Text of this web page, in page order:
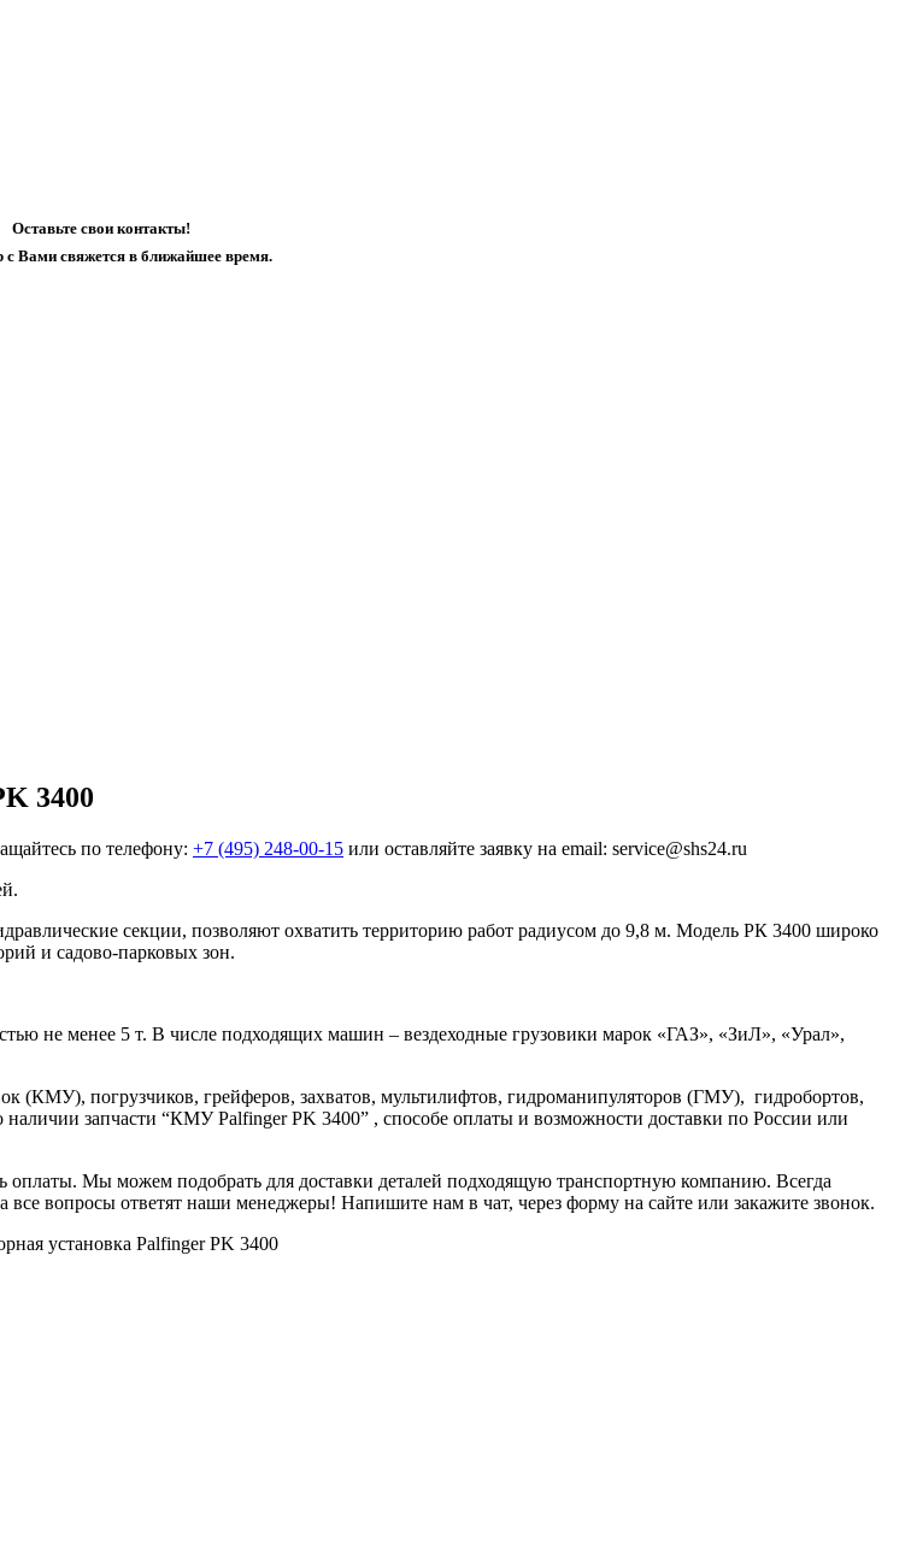
Оставьте свои контакты!
с Вами свяжется в ближайшее время.
3400
по телефону: +7 (495) 248-00-15 или оставляйте заявку на email: service@shs24.ru
секции, позволяют охватить территорию работ радиусом до 9,8 м. Модель РК 3400 широко
и садово-парковых зон.
не менее 5 т. В числе подходящих машин – вездеходные грузовики марок «ГАЗ», «ЗиЛ», «Урал»,
(КМУ), погрузчиков, грейферов, захватов, мультилифтов, гидроманипуляторов (ГМУ), гидробортов,
запчасти “КМУ Palfinger PK 3400” , способе оплаты и возможности доставки по России или
оплаты. Мы можем подобрать для доставки деталей подходящую транспортную компанию. Всегда
вопросы ответят наши менеджеры! Напишите нам в чат, через форму на сайте или закажите звонок.
установка Palfinger PK 3400